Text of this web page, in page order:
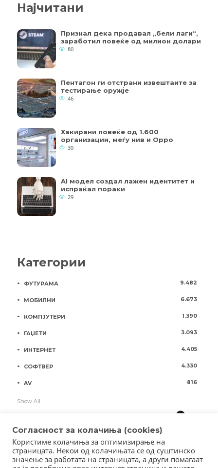
Најчитани
Признал дека продавал „бели лаги“,
заработил повеќе од милион долари
80
Пентагон ги отстрани извештаите за
тестирање оружје
46
Хакирани повеќе од 1.600
организации, меѓу нив и Oppo
39
AI модел создал лажен идентитет и
испраќал пораки
29
Категории
ФУТУРАМА 9.482
МОБИЛНИ 6.673
КОМПЈУТЕРИ 1.390
ГАЏЕТИ 3.093
ИНТЕРНЕТ 4.405
СОФТВЕР 4.330
AV 816
Show All
Согласност за колачиња (cookies)
Користиме колачиња за оптимизирање на
страницата. Некои од колачињата се од суштинско
значење за работата на страницата, а други помагаат